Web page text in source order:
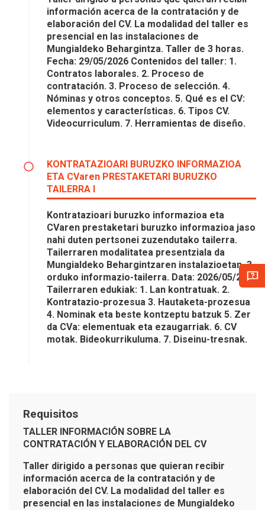
información acerca de la contratación y de
elaboración del CV. La modalidad del taller es
presencial en las instalaciones de
Mungialdeko Behargintza. Taller de 3 horas.
Fecha: 29/05/2026 Contenidos del taller: 1.
Contratos laborales. 2. Proceso de
contratación. 3. Proceso de selección. 4.
Nóminas y otros conceptos. 5. Qué es el CV:
elementos y características. 6. Tipos CV.
Videocurriculum. 7. Herramientas de diseño.
KONTRATAZIOARI BURUZKO INFORMAZIOA
ETA CVaren PRESTAKETARI BURUZKO
TAILERRA I
Kontratazioari buruzko informazioa eta
CVaren prestaketari buruzko informazioa jaso
nahi duten pertsonei zuzendutako tailerra.
Tailerraren modalitatea presentziala da
Mungialdeko Behargintzaren instalazioetan. 3
orduko informazio-tailerra. Data: 2026/05/29
Tailerraren edukiak: 1. Lan kontratuak. 2.
Kontratazio-prozesua 3. Hautaketa-prozesua
4. Nominak eta beste kontzeptu batzuk 5. Zer
da CVa: elementuak eta ezaugarriak. 6. CV
motak. Bideokurrikuluma. 7. Diseinu-tresnak.
Requisitos
TALLER INFORMACIÓN SOBRE LA
CONTRATACIÓN Y ELABORACIÓN DEL CV
Taller dirigido a personas que quieran recibir
información acerca de la contratación y de
elaboración del CV. La modalidad del taller es
presencial en las instalaciones de Mungialdeko